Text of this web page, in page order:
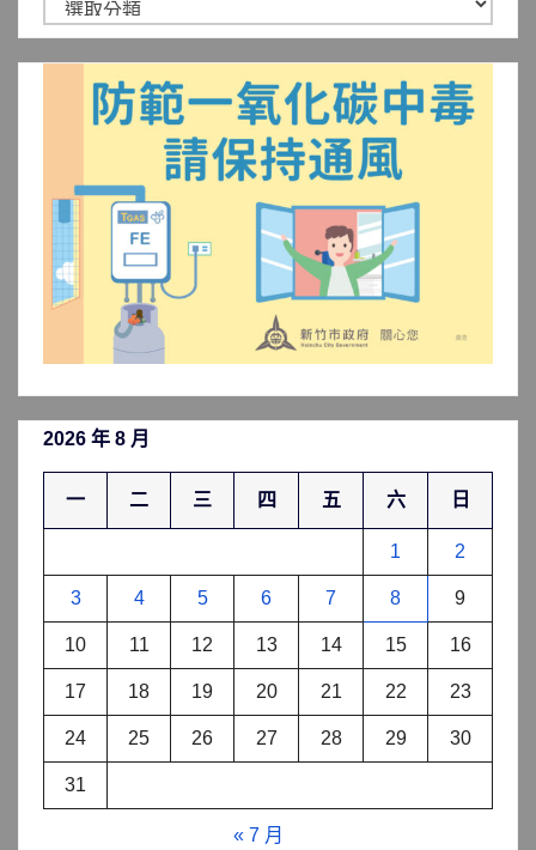
聞
2026 年 8 月
一 二 三 四 五 六 日
1 2
3 4 5 6 7 8 9
10 11 12 13 14 15 16
17 18 19 20 21 22 23
24 25 26 27 28 29 30
31
« 7 月